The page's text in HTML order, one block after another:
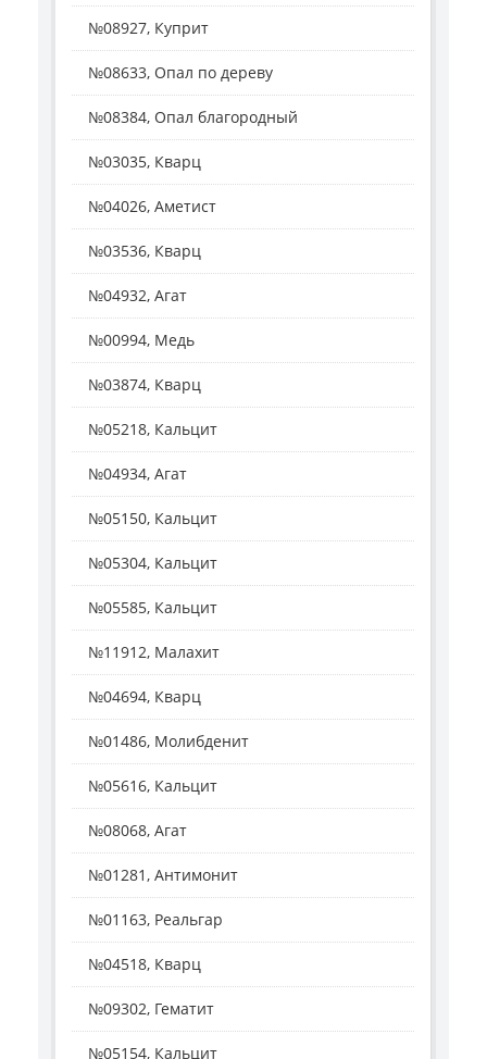
№08927, Куприт
№08633, Опал по дереву
№08384, Опал благородный
№03035, Кварц
№04026, Аметист
№03536, Кварц
№04932, Агат
№00994, Медь
№03874, Кварц
№05218, Кальцит
№04934, Агат
№05150, Кальцит
№05304, Кальцит
№05585, Кальцит
№11912, Малахит
№04694, Кварц
№01486, Молибденит
№05616, Кальцит
№08068, Агат
№01281, Антимонит
№01163, Реальгар
№04518, Кварц
№09302, Гематит
№05154, Кальцит